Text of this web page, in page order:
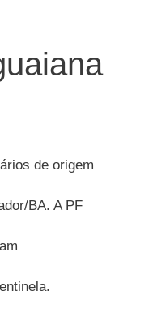
de origem
BA. A PF